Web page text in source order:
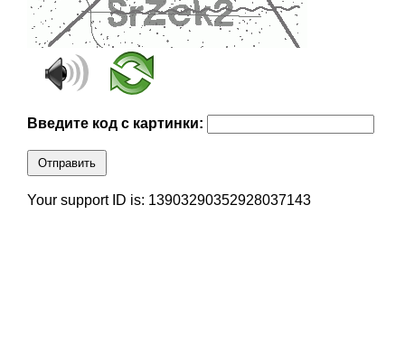
Введите код с картинки:
Отправить
Your support ID is: 13903290352928037143